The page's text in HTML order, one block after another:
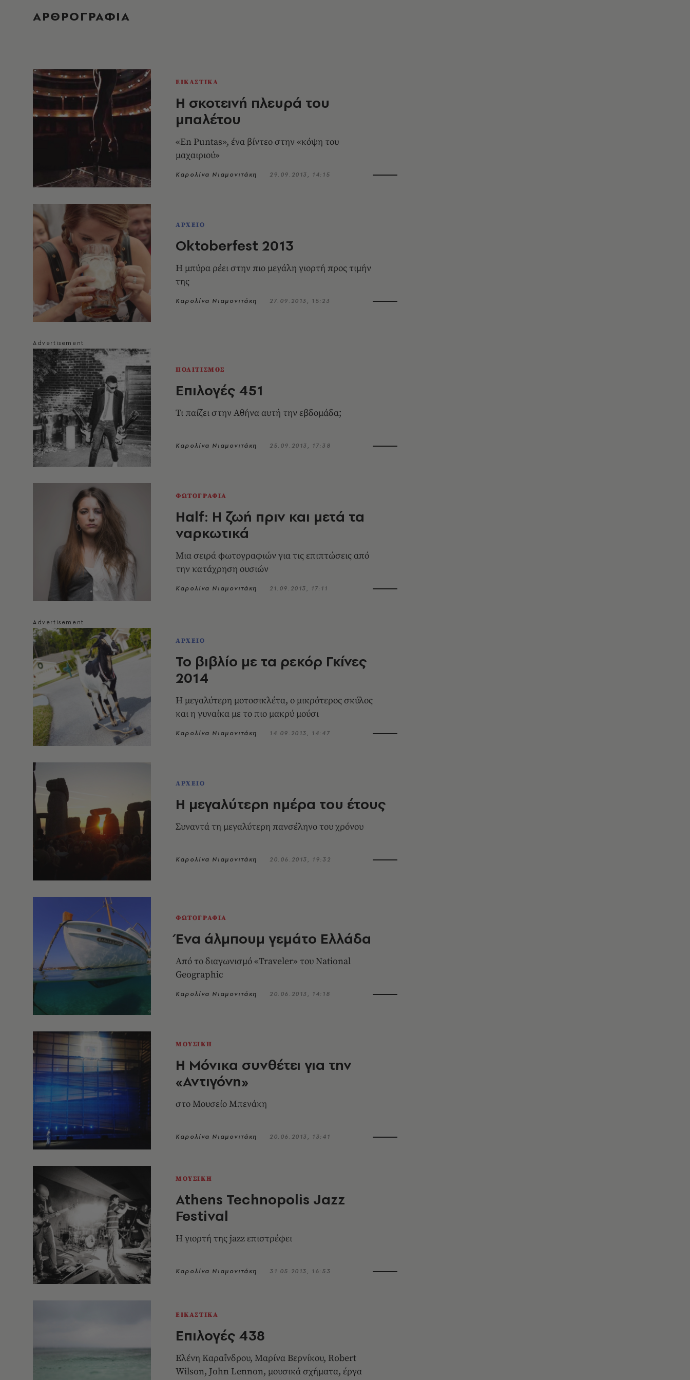
ΑΡΘΡΟΓΡΑΦΙΑ
ΕΙΚΑΣΤΙΚΑ
Η σκοτεινή πλευρά του
μπαλέτου
«En Puntas», ένα βίντεο στην «κόψη του
μαχαιριού»
Καρολίνα Νιαμονιτάκη 29.09.2013, 14:15
ΑΡΧΕΙΟ
Oktoberfest 2013
Η μπύρα ρέει στην πιο μεγάλη γιορτή προς τιμήν
της
Καρολίνα Νιαμονιτάκη 27.09.2013, 15:23
ΠΟΛΙΤΙΣΜΟΣ
Επιλογές 451
Τι παίζει στην Αθήνα αυτή την εβδομάδα;
Καρολίνα Νιαμονιτάκη 25.09.2013, 17:38
ΦΩΤΟΓΡΑΦΙΑ
Half: Η ζωή πριν και μετά τα
ναρκωτικά
Μια σειρά φωτογραφιών για τις επιπτώσεις από
την κατάχρηση ουσιών
Καρολίνα Νιαμονιτάκη 21.09.2013, 17:11
ΑΡΧΕΙΟ
Το βιβλίο με τα ρεκόρ Γκίνες
2014
Η μεγαλύτερη μοτοσικλέτα, ο μικρότερος σκύλος
και η γυναίκα με το πιο μακρύ μούσι
Καρολίνα Νιαμονιτάκη 14.09.2013, 14:47
ΑΡΧΕΙΟ
Η μεγαλύτερη ημέρα του έτους
Συναντά τη μεγαλύτερη πανσέληνο του χρόνου
Καρολίνα Νιαμονιτάκη 20.06.2013, 19:32
ΦΩΤΟΓΡΑΦΙΑ
Ένα άλμπουμ γεμάτο Ελλάδα
Από το διαγωνισμό «Traveler» του National
Geographic
Καρολίνα Νιαμονιτάκη 20.06.2013, 14:18
ΜΟΥΣΙΚΗ
Η Μόνικα συνθέτει για την
«Αντιγόνη»
στο Μουσείο Μπενάκη
Καρολίνα Νιαμονιτάκη 20.06.2013, 13:41
ΜΟΥΣΙΚΗ
Athens Technopolis Jazz
Festival
Η γιορτή της jazz επιστρέφει
Καρολίνα Νιαμονιτάκη 31.05.2013, 16:53
ΕΙΚΑΣΤΙΚΑ
Επιλογές 438
Ελένη Καραΐνδρου, Μαρίνα Βερνίκου, Robert
Wilson, John Lennon, μουσικά σχήματα, έργα